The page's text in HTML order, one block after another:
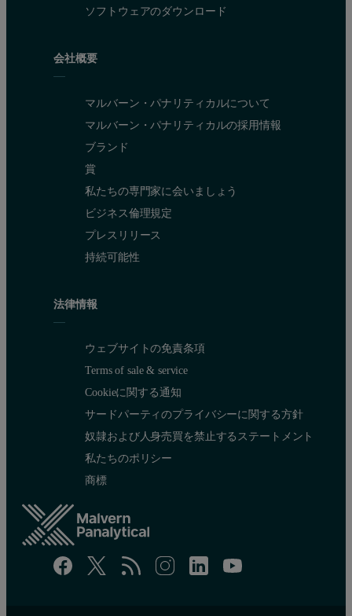
ソフトウェアのダウンロード
会社概要
マルバーン・パナリティカルについて
マルバーン・パナリティカルの採用情報
ブランド
賞
私たちの専門家に会いましょう
ビジネス倫理規定
プレスリリース
持続可能性
法律情報
ウェブサイトの免責条項
Terms of sale & service
Cookieに関する通知
サードパーティのプライバシーに関する方針
奴隷および人身売買を禁止するステートメント
私たちのポリシー
商標